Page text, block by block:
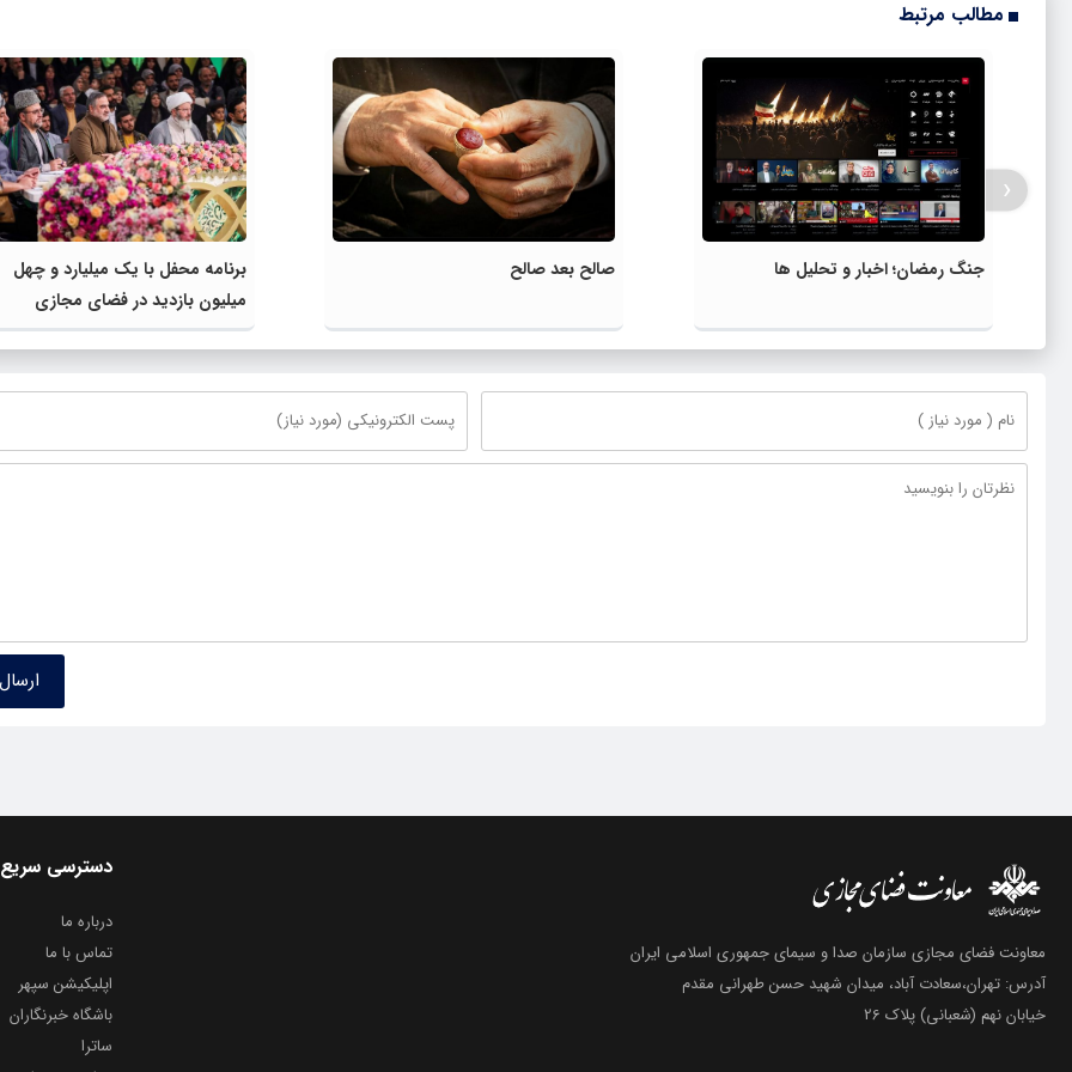
مطالب مرتبط
جنگ رمضان؛ اخبار و تحلیل ها صالح بعد صالح
برنامه محفل با یک میلیارد و چهل
میلیون بازدید در فضای مجازی
‹
معاونت فضای مجازی سازمان صدا و سیمای جمهوری اسلامی ایران
آدرس: تهران،سعادت آباد، میدان شهید حسن طهرانی مقدم
خیابان نهم (شعبانی) پلاک 26
دسترسی سریع
درباره ما
تماس با ما
اپلیکیشن سپهر
باشگاه خبرنگاران
ساترا